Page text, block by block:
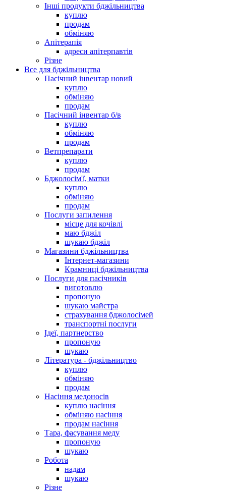
Інші продукти бджільництва
куплю
продам
обміняю
Апітерапія
адреси апітерпавтів
Різне
Все для бджільництва
Пасічний інвентар новий
куплю
обміняю
продам
Пасічний інвентар б/в
куплю
обміняю
продам
Ветпрепарати
куплю
продам
Бджолосім'ї, матки
куплю
обміняю
продам
Послуги запилення
місце для кочівлі
маю бджіл
шукаю бджіл
Магазини бджільництва
Інтернет-магазини
Крамниці бджільництва
Послуги для пасічників
виготовлю
пропоную
шукаю майстра
страхування бджолосімей
транспортні послуги
Ідеї, партнерство
пропоную
шукаю
Література - бджільництво
куплю
обміняю
продам
Насіння медоносів
куплю насіння
обміняю насіння
продам насіння
Тара, фасування меду
пропоную
шукаю
Робота
надам
шукаю
Різне